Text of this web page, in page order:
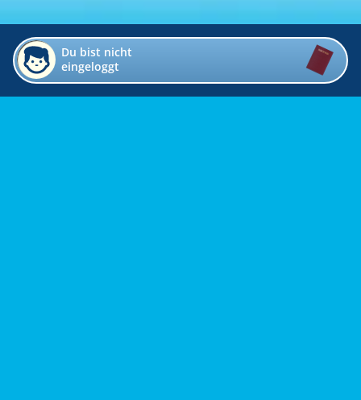
Du bist nicht
eingeloggt